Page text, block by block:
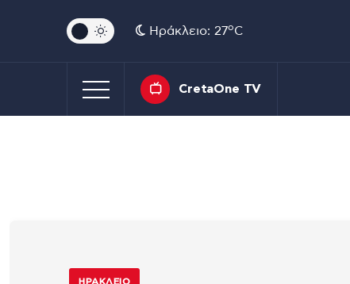
Ηράκλειο: 27oC
CretaOne TV
ΗΡΆΚΛΕΙΟ